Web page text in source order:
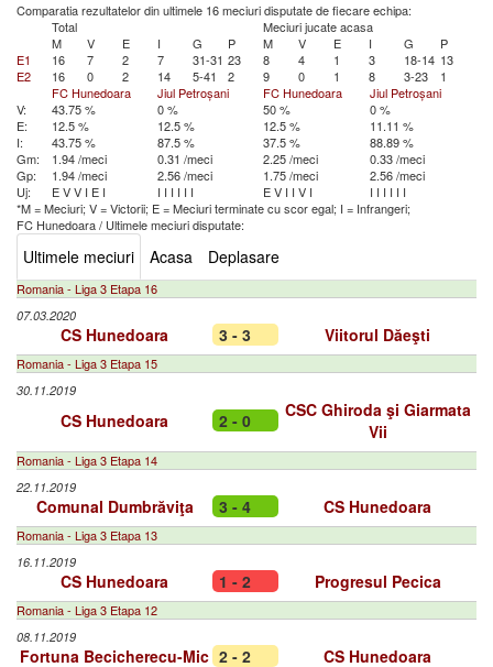
Comparatia rezultatelor din ultimele 16 meciuri disputate de fiecare echipa:
Total
Meciuri jucate acasa
M
V E I G P M V E I G
P
E1
16 7 2 7 31-31 23 8 4 1 3 18-14 13
E2
16 0 2 14 5-41 2 9 0 1 8 3-23
1
FC Hunedoara
Jiul Petroșani FC Hunedoara
Jiul Petroșani
V:
43.75 % 0 % 50 %
0 %
E:
12.5 % 12.5 % 12.5 %
11.11 %
I:
43.75 % 87.5 % 37.5 %
88.89 %
Gm:
1.94 /meci 0.31 /meci 2.25 /meci
0.33 /meci
Gp:
1.94 /meci 2.56 /meci 1.75 /meci
2.56 /meci
Uj:
EVV I E I I I I I I I EV I I V I I I I I I I
*M = Meciuri; V = Victorii; E = Meciuri terminate cu scor egal; I = Infrangeri;
FC Hunedoara/ Ultimele meciuri disputate:
Ultimele meciuri Acasa Deplasare
Romania - Liga 3 Etapa 16
07.03.2020
CS Hunedoara 3 - 3 Viitorul Dăeşti
Romania - Liga 3 Etapa 15
30.11.2019
CS Hunedoara 2 - 0
CSC Ghiroda şi Giarmata
Vii
Romania - Liga 3 Etapa 14
22.11.2019
Comunal Dumbrăviţa 3 - 4 CS Hunedoara
Romania - Liga 3 Etapa 13
16.11.2019
CS Hunedoara 1 - 2 Progresul Pecica
Romania - Liga 3 Etapa 12
08.11.2019
Fortuna Becicherecu-Mic 2 - 2 CS Hunedoara